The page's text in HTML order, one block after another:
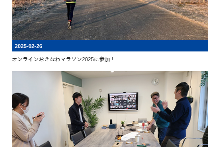
2025-02-26
オンラインおきなわマラソン2025に参加！